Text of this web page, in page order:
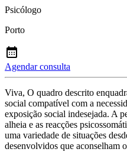
Psicólogo
Porto
Agendar consulta
Viva, O quadro descrito
social compatível com a
exposição social indesejada. A
alheia e as reacções
uma variedade de situações
desenvolvidos que aconselham